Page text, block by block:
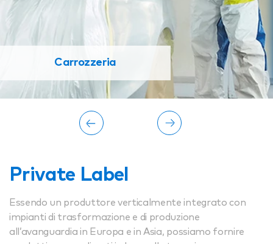
Carrozzeria
Private Label
Essendo un produttore verticalmente integrato con
impianti di trasformazione e di produzione
all’avanguardia in Europa e in Asia, possiamo fornire